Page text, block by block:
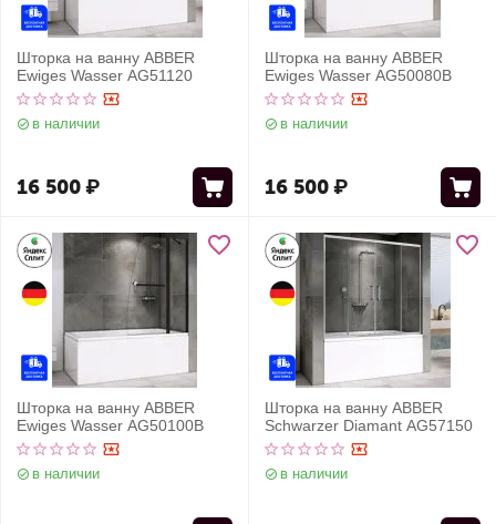
Шторка на ванну ABBER
Ewiges Wasser AG51120
в наличии
16 500₽
Шторка на ванну ABBER
Ewiges Wasser AG50080B
в наличии
16 500₽
Шторка на ванну ABBER
Ewiges Wasser AG50100B
в наличии
Шторка на ванну ABBER
Schwarzer Diamant AG57150
в наличии